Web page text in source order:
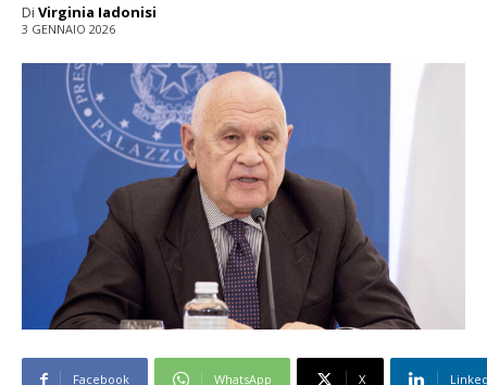
Di Virginia Iadonisi
3 GENNAIO 2026
Facebook WhatsApp X